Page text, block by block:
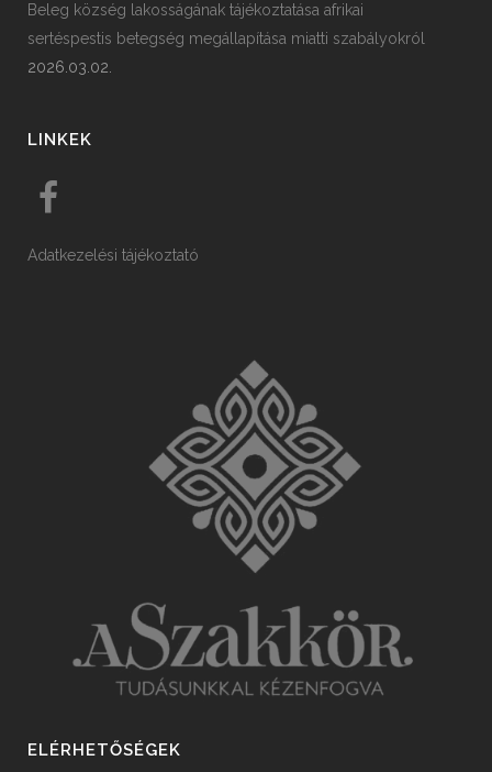
Beleg község lakosságának tájékoztatása afrikai
sertéspestis betegség megállapítása miatti szabályokról
2026.03.02.
LINKEK
Adatkezelési tájékoztató
ELÉRHETŐSÉGEK